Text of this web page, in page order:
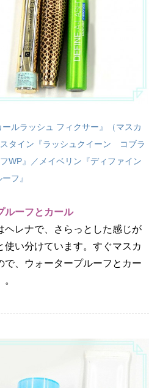
ールラッシュ フィクサー』（マスカ
タイン『ラッシュクイーン コブラ
WP』／メイベリン『ディファイン
フ』
ルーフとカール
レナで、さらっとした感じが
使い分けています。すぐマスカ
で、ウォータープルーフとカー